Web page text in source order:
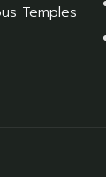
Temples